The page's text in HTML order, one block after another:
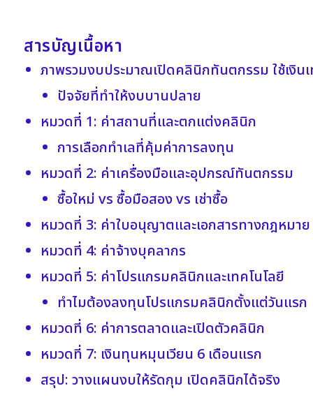
สารบัญเนื้อหา
ภาพรวมงบประมาณเปิดคลินิกทันตกรรม ใช้เงินเ
ปัจจัยที่ทำให้งบบานปลาย
หมวดที่ 1: ค่าสถานที่และตกแต่งคลินิก
การเลือกทำเลที่คุ้มค่าการลงทุน
หมวดที่ 2: ค่าเครื่องมือและอุปกรณ์ทันตกรรม
ซื้อใหม่ vs ซื้อมือสอง vs เช่าซื้อ
หมวดที่ 3: ค่าใบอนุญาตและเอกสารทางกฎหมาย
หมวดที่ 4: ค่าจ้างบุคลากร
หมวดที่ 5: ค่าโปรแกรมคลินิกและเทคโนโลยี
ทำไมต้องลงทุนโปรแกรมคลินิกตั้งแต่วันแรก
หมวดที่ 6: ค่าการตลาดและเปิดตัวคลินิก
หมวดที่ 7: เงินทุนหมุนเวียน 6 เดือนแรก
สรุป: วางแผนงบให้รัดกุม เปิดคลินิกได้จริง